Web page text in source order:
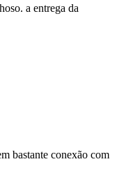
a entrega da
bastante conexão com